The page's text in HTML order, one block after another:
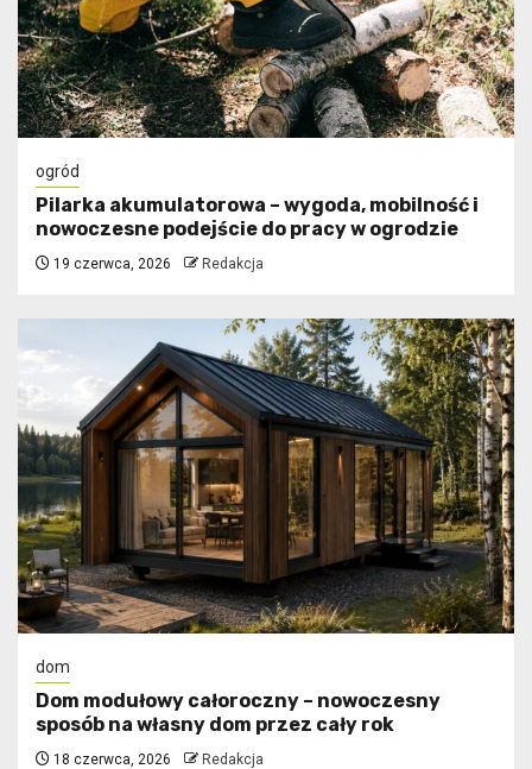
ogród
Pilarka akumulatorowa – wygoda, mobilność i
nowoczesne podejście do pracy w ogrodzie
19 czerwca, 2026 Redakcja
dom
Dom modułowy całoroczny – nowoczesny
sposób na własny dom przez cały rok
18 czerwca, 2026 Redakcja